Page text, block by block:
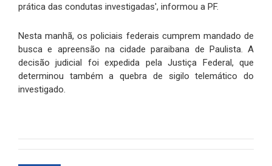
prática das condutas investigadas', informou a PF.
Nesta manhã, os policiais federais cumprem mandado de
busca e apreensão na cidade paraibana de Paulista. A
decisão judicial foi expedida pela Justiça Federal, que
determinou também a quebra de sigilo telemático do
investigado.